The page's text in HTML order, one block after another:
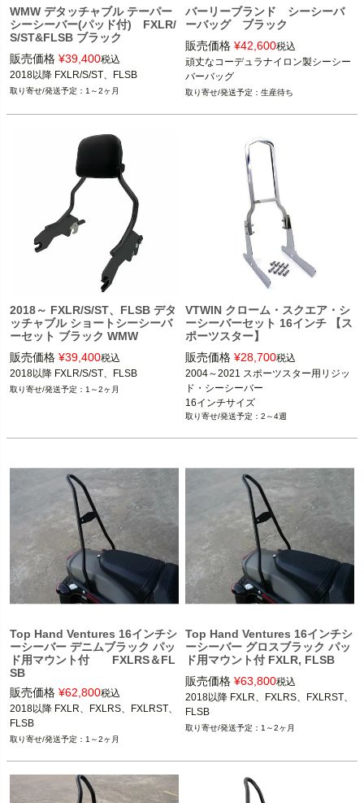
WMW デタッチャブル テーパー
シーシーバー(パッド付) FXLR/
S/ST&FLSB ブラック
販売価格 ¥39,400税込
2018以降 FXLR/S/ST、FLSB
1～2ヶ月
バーリーブランド シーシーバ
ーバッグ ブラック
販売価格 ¥42,600税込
頑丈なコーデュラナイロン製シーシー
バーバッグ
生産待ち
2018～ FXLR/S/ST、FLSB デタ
ッチャブル ショートシーシーバ
ーセット ブラック WMW
販売価格 ¥39,400税込
2018以降 FXLR/S/ST、FLSB
1～2ヶ月
VTWIN クローム・スクエア・シ
ーシーバーセット 16インチ 【ス
ポーツスター】
販売価格 ¥28,700税込
2004～2021 スポーツスター用リジッ
ド・シーシーバー
16インチサイズ
2～4週
Top Hand Ventures 16インチシ
ーシーバー デニムブラック パッ
ド用マウント付 FXLRS＆FL
SB
販売価格 ¥62,800税込
2018以降 FXLR、FXLRS、FXLRST、
FLSB
1～2ヶ月
Top Hand Ventures 16インチシ
ーシーバー グロスブラック パッ
ド用マウント付 FXLR, FLSB
販売価格 ¥63,800税込
2018以降 FXLR、FXLRS、FXLRST、
FLSB
1～2ヶ月